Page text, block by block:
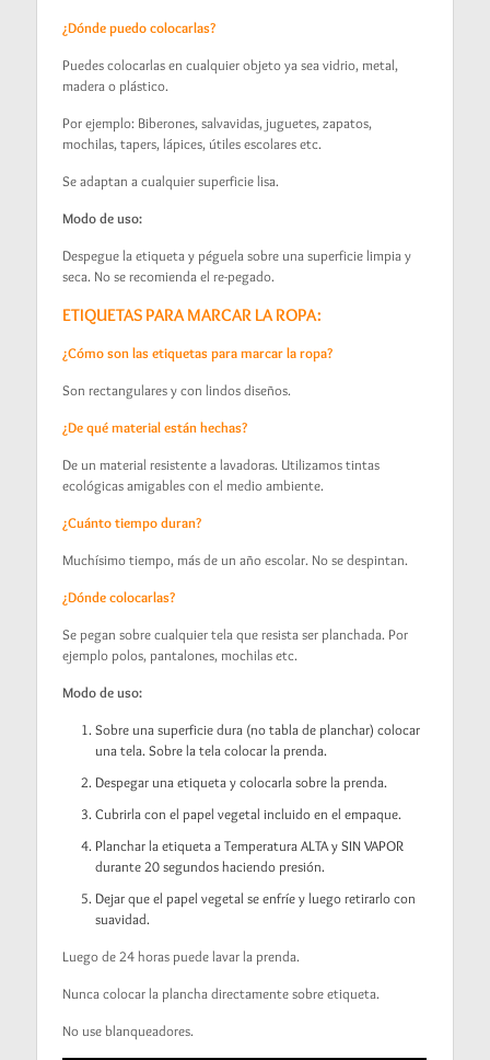
¿Dónde puedo colocarlas?
Puedes colocarlas en cualquier objeto ya sea vidrio, metal,
madera o plástico.
Por ejemplo: Biberones, salvavidas, juguetes, zapatos,
mochilas, tapers, lápices, útiles escolares etc.
Se adaptan a cualquier superficie lisa.
Modo de uso:
Despegue la etiqueta y péguela sobre una superficie limpia y
seca. No se recomienda el re-pegado.
ETIQUETAS PARA MARCAR LA ROPA:
¿Cómo son las etiquetas para marcar la ropa?
Son rectangulares y con lindos diseños.
¿De qué material están hechas?
De un material resistente a lavadoras. Utilizamos tintas
ecológicas amigables con el medio ambiente.
¿Cuánto tiempo duran?
Muchísimo tiempo, más de un año escolar. No se despintan.
¿Dónde colocarlas?
Se pegan sobre cualquier tela que resista ser planchada. Por
ejemplo polos, pantalones, mochilas etc.
Modo de uso:
Sobre una superficie dura (no tabla de planchar) colocar
una tela. Sobre la tela colocar la prenda.
Despegar una etiqueta y colocarla sobre la prenda.
Cubrirla con el papel vegetal incluido en el empaque.
Planchar la etiqueta a Temperatura ALTA y SIN VAPOR
durante 20 segundos haciendo presión.
Dejar que el papel vegetal se enfríe y luego retirarlo con
suavidad.
Luego de 24 horas puede lavar la prenda.
Nunca colocar la plancha directamente sobre etiqueta.
No use blanqueadores.